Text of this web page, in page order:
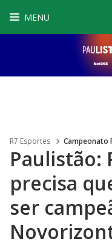
MENU
R7 Esportes Campeonato
Paulistão:
precisa
ser